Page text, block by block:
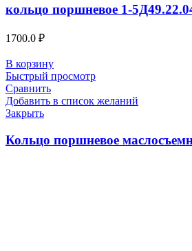
кольцо поршневое 1-
1700.0 ₽
В корзину
Быстрый просмотр
Сравнить
Добавить в список желаний
Закрыть
Кольцо поршневое